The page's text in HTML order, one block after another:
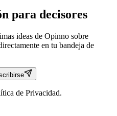
para decisores
ideas de Opinno sobre
en tu bandeja de
de Privacidad.